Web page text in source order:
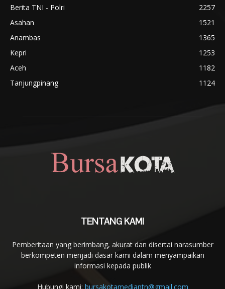
Berita TNI - Polri
2257
Asahan
1521
Anambas
1365
Kepri
1253
Aceh
1182
Tanjungpinang
1124
TENTANG KAMI
Pemberitaan yang berimbang, akurat dan disertai narasumber
berkompeten menjadi dasar kami dalam menyampaikan
informasi kepada publik
Hubungi kami: bursakotamediantn@gmail.com